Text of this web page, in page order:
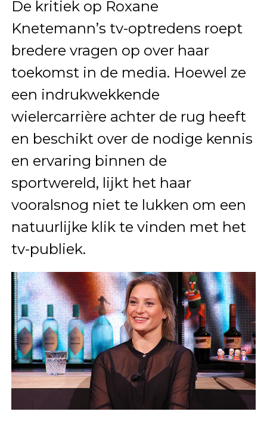
De kritiek op Roxane
Knetemann’s tv-optredens roept
bredere vragen op over haar
toekomst in de media. Hoewel ze
een indrukwekkende
wielercarrière achter de rug heeft
en beschikt over de nodige kennis
en ervaring binnen de
sportwereld, lijkt het haar
vooralsnog niet te lukken om een
natuurlijke klik te vinden met het
tv-publiek.